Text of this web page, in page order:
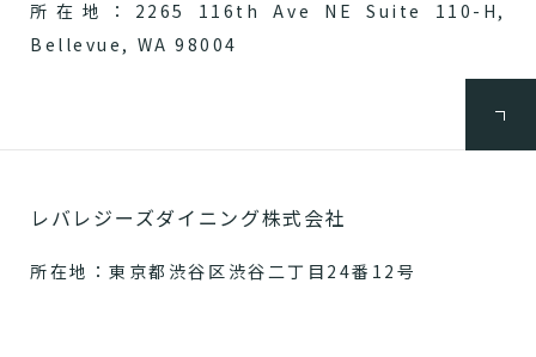
所在地：2265 116th Ave NE Suite 110-H,
Bellevue, WA 98004
レバレジーズダイニング株式会社
所在地：東京都渋谷区渋谷二丁目24番12号